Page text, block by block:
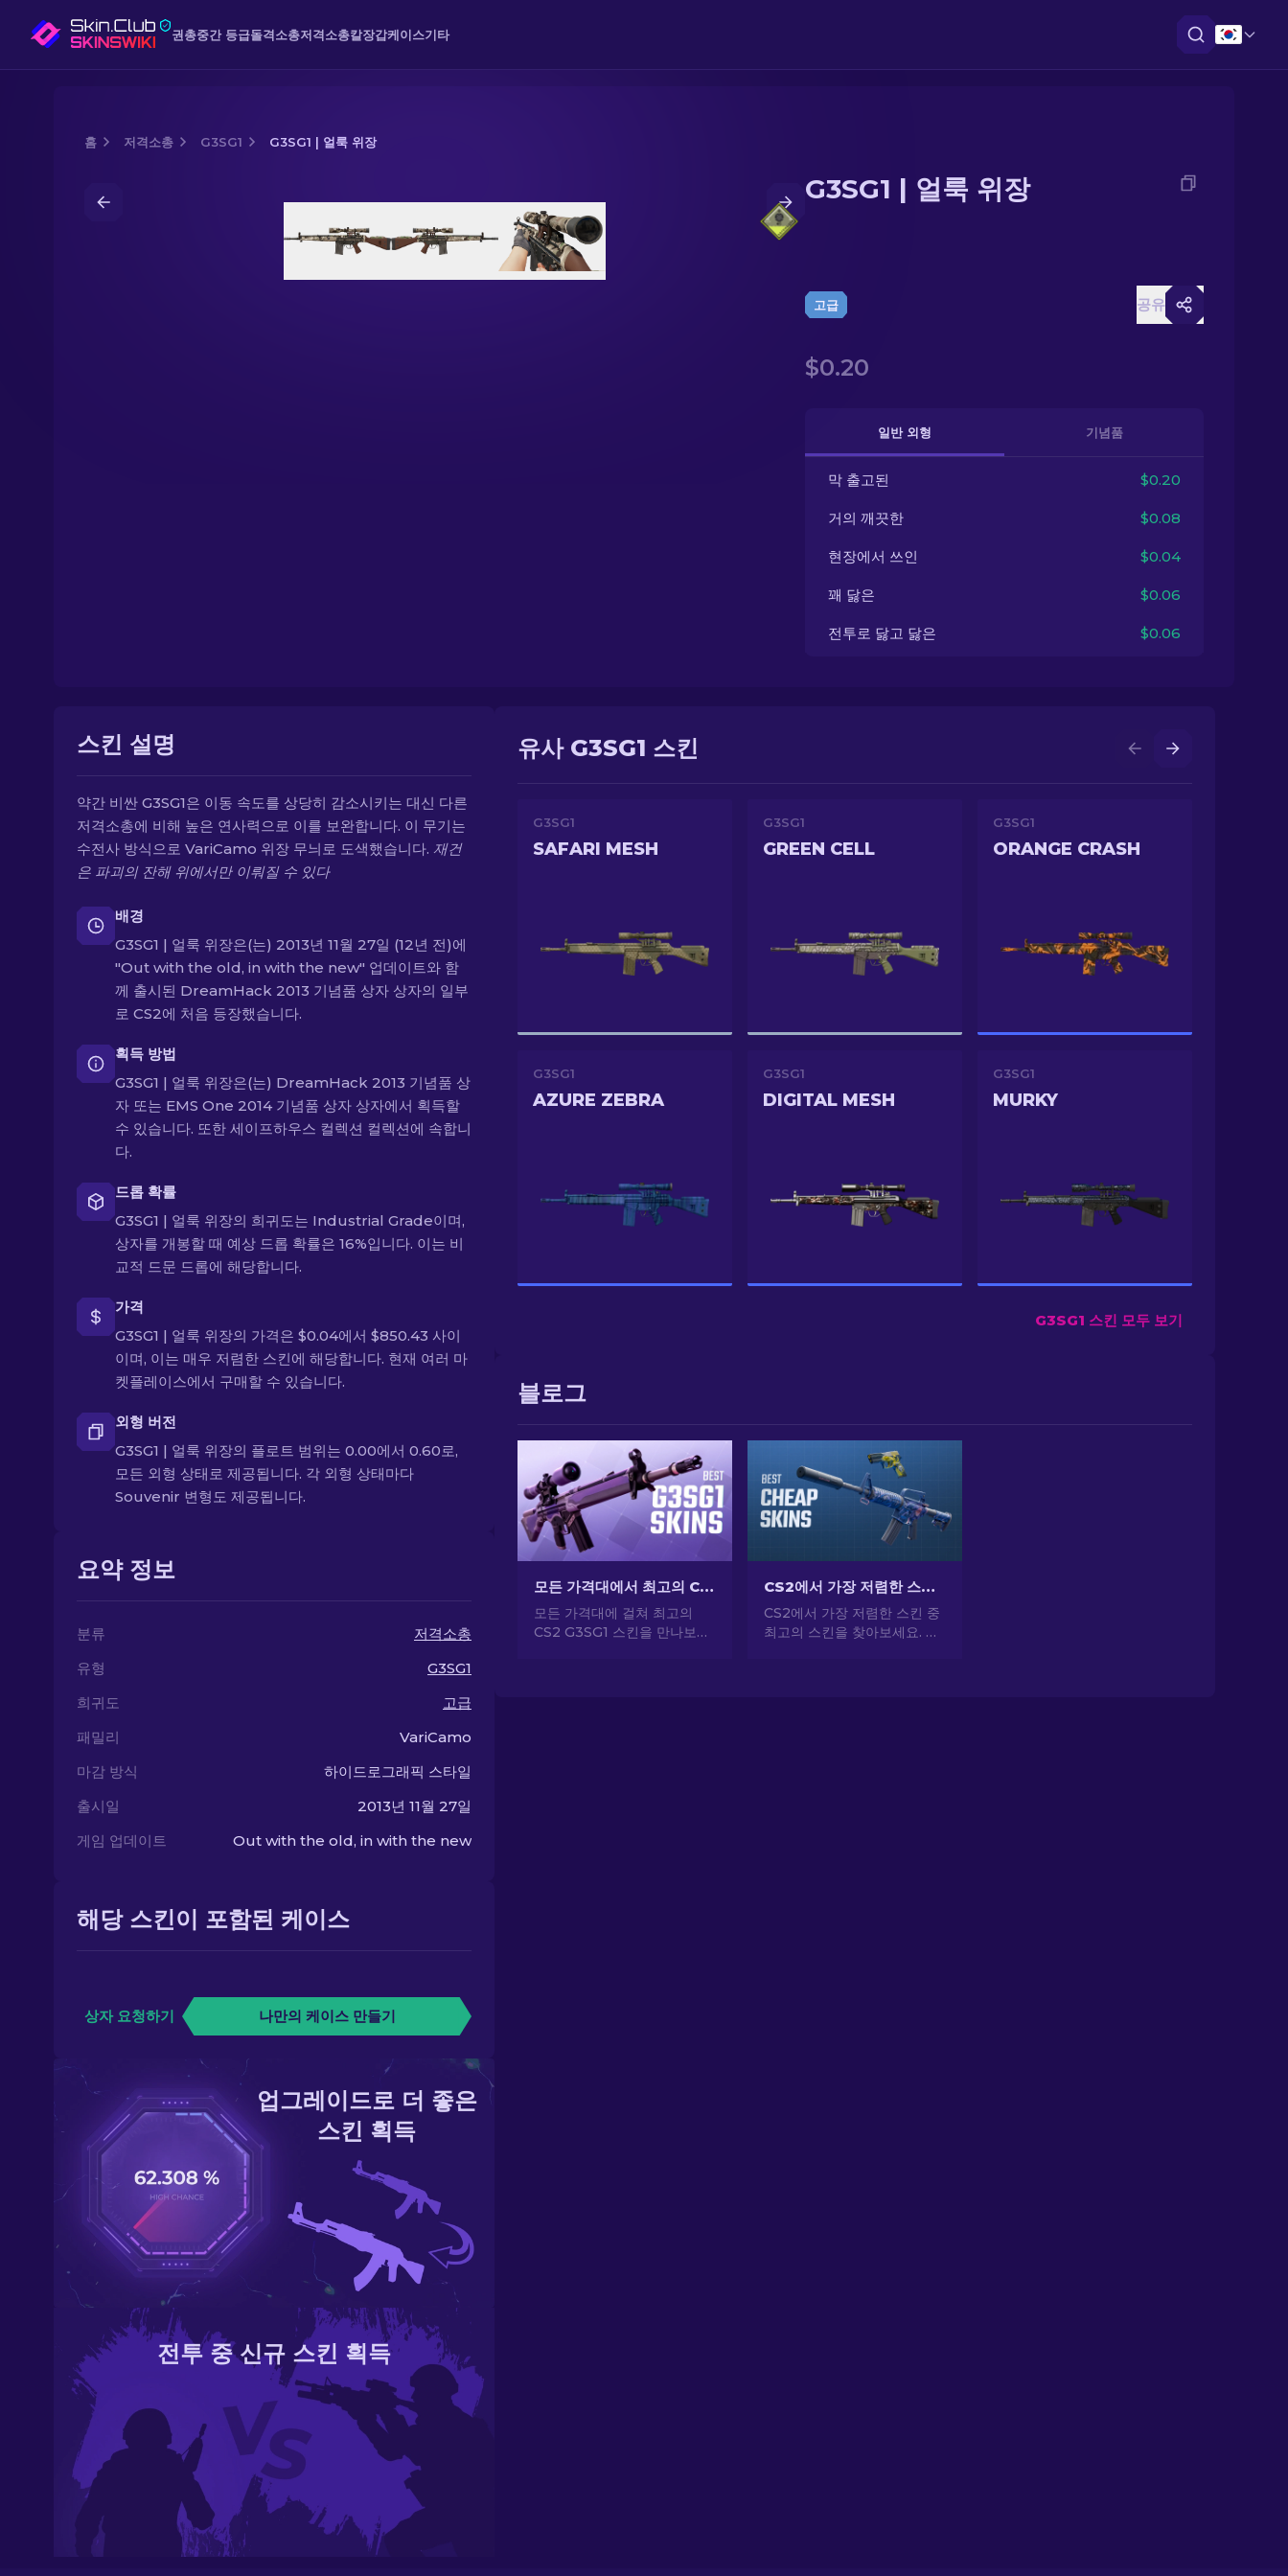
권총중간 등급돌격소총저격소총칼장갑케이스기타
홈 저격소총 G3SG1 G3SG1 | 얼룩 위장
G3SG1 | 얼룩 위장
고급 공유
$0.20
일반 외형 기념품
막 출고된 $0.20
거의 깨끗한 $0.08
현장에서 쓰인 $0.04
꽤 닳은 $0.06
전투로 닳고 닳은 $0.06
스킨 설명
약간 비싼 G3SG1은 이동 속도를 상당히 감소시키는 대신 다른
저격소총에 비해 높은 연사력으로 이를 보완합니다. 이 무기는
수전사 방식으로 VariCamo 위장 무늬로 도색했습니다. 재건
은 파괴의 잔해 위에서만 이뤄질 수 있다
배경
G3SG1 | 얼룩 위장은(는) 2013년 11월 27일 (12년 전)에
"Out with the old, in with the new" 업데이트와 함
께 출시된 DreamHack 2013 기념품 상자 상자의 일부
로 CS2에 처음 등장했습니다.
획득 방법
G3SG1 | 얼룩 위장은(는) DreamHack 2013 기념품 상
자 또는 EMS One 2014 기념품 상자 상자에서 획득할
수 있습니다. 또한 세이프하우스 컬렉션 컬렉션에 속합니
다.
드롭 확률
G3SG1 | 얼룩 위장의 희귀도는 Industrial Grade이며,
상자를 개봉할 때 예상 드롭 확률은 16%입니다. 이는 비
교적 드문 드롭에 해당합니다.
가격
G3SG1 | 얼룩 위장의 가격은 $0.04에서 $850.43 사이
이며, 이는 매우 저렴한 스킨에 해당합니다. 현재 여러 마
켓플레이스에서 구매할 수 있습니다.
외형 버전
G3SG1 | 얼룩 위장의 플로트 범위는 0.00에서 0.60로,
모든 외형 상태로 제공됩니다. 각 외형 상태마다
Souvenir 변형도 제공됩니다.
요약 정보
분류
저격소총
유형
G3SG1
희귀도
고급
패밀리
VariCamo
마감 방식
하이드로그래픽 스타일
출시일
2013년 11월 27일
게임 업데이트
Out with the old, in with the new
해당 스킨이 포함된 케이스
상자 요청하기 나만의 케이스 만들기
업그레이드로 더 좋은
스킨 획득
전투 중 신규 스킨 획득
유사 G3SG1 스킨
G3SG1
SAFARI MESH
G3SG1
GREEN CELL
G3SG1
ORANGE CRASH
G3SG1
AZURE ZEBRA
G3SG1
DIGITAL MESH
G3SG1
MURKY
G3SG1 스킨 모두 보기
블로그
모든 가격대에서 최고의 CS2 G3SG1 스킨
모든 가격대에 걸쳐 최고의
CS2 G3SG1 스킨을 만나보세
CS2에서 가장 저렴한 스킨 [2026]
CS2에서 가장 저렴한 스킨 중
최고의 스킨을 찾아보세요. 전